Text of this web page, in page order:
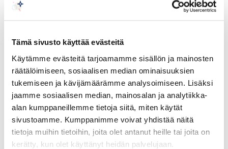
Tämä sivusto käyttää evästeitä
Käytämme evästeitä tarjoamamme sisällön ja mainosten
räätälöimiseen, sosiaalisen median ominaisuuksien
tukemiseen ja kävijämäärämme analysoimiseen. Lisäksi
jaamme sosiaalisen median, mainosalan ja analytiikka-
alan kumppaneillemme tietoja siitä, miten käytät
sivustoamme. Kumppanimme voivat yhdistää näitä
tietoja muihin tietoihin, joita olet antanut heille tai joita on
kerätty, kun olet käyttänyt heidän palvelujaan.
vastuullisuutta, muttei tiedä miten
vastuullisuutta ja kestävää kehitystä, muttei tiedä miten
pääsisi alkuun. Keskuskauppakamarin
vastuullisuusasiantuntija Anne Vanhalan mukaan
erityisesti pienemmissä yrityksissä kyse on myös
osaamisvajeesta.
”Vastuullisuuteen ja kestävään kehitykseen liittyvät
näkökohdat korostuvat suuremmilla yrityksillä. Erot